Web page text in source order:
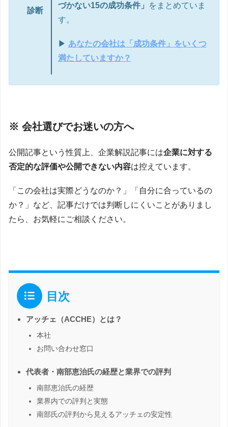
診断
づかない15の成功条件」
をまとめていま
す。
▶ あなたの会社は「成功条件」をいくつ
満たしていますか？
※ 会社選びでお迷いの方へ
公開記事という性質上、企業解説記事には企業に対する
否定的な評価や公開できない内容は控えています。
「この会社は実際どうなのか？」「自分に合っているの
か？」など、記事だけでは判断しにくいことがありまし
たら、お気軽にご相談ください。
目次
アッチェ（ACCHE）とは？
本社
お問い合わせ窓口
代表者・南部恵治氏の経歴と業界での評判
南部恵治氏の経歴
業界内での評判と実態
南部氏の評判から見えるアッチェの安定性